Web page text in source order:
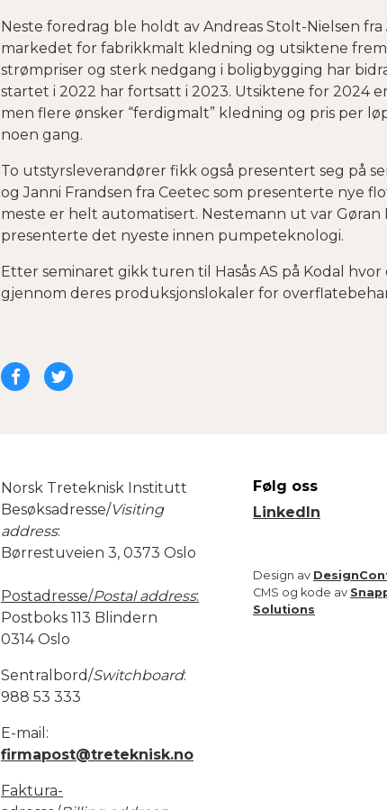
Neste foredrag ble holdt av Andreas Stolt-Nielsen
markedet for fabrikkmalt kledning og utsiktene
strømpriser og sterk nedgang i boligbygging har
startet i 2022 har fortsatt i 2023. Utsiktene for 2024
men flere ønsker “ferdigmalt” kledning og pris per
noen gang.
To utstyrsleverandører fikk også presentert seg på
og Janni Frandsen fra Ceetec som presenterte nye
meste er helt automatisert. Nestemann ut var Gøran
presenterte det nyeste innen pumpeteknologi.
Etter seminaret gikk turen til Hasås AS på Kodal
gjennom deres produksjonslokaler for
Del Del
Norsk Treteknisk Institutt
Besøksadresse/Visiting
address:
Børrestuveien 3, 0373 Oslo
Postadresse/Postal address:
Postboks 113 Blindern
0314 Oslo
Sentralbord/Switchboard:
988 53 333
E-mail:
firmapost@treteknisk.no
Faktura-
Følg oss
LinkedIn
Design av
CMS og kode av
Solutions